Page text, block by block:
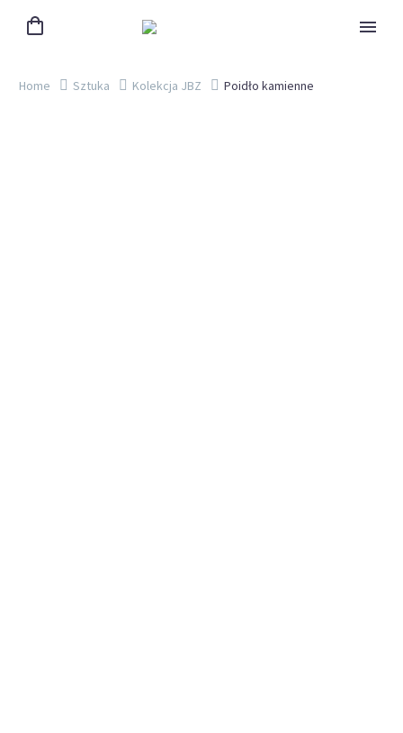
Home Sztuka Kolekcja JBZ Poidło kamienne